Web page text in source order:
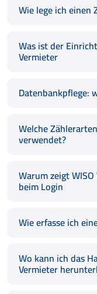
Wie lege ich einen
Was ist der
Vermieter
Datenbankpflege:
Welche
verwendet?
Warum zeigt
beim Login
Wie erfasse ich
Wo kann ich das
Vermieter